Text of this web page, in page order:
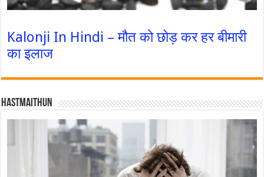
Kalonji In Hindi – मौत को छोड़ कर हर बीमारी
का इलाज
Hastmaithun